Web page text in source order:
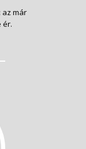
az már
ér.